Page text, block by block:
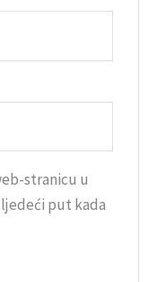
stranicu u
put kada